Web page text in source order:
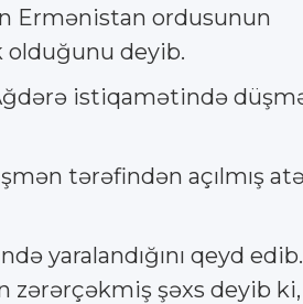
Ermənistan ordusunun
olduğunu deyib.
istiqamətində
tərəfindən açılmış
yaralandığını qeyd
zərərçəkmiş şəxs deyib ki,